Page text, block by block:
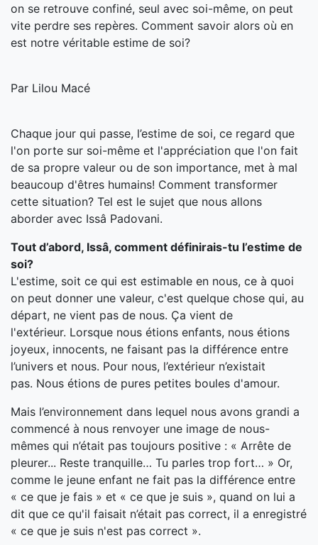
on se retrouve confiné, seul avec soi-même, on peut
vite perdre ses repères. Comment savoir alors où en
est notre véritable estime de soi?
Par Lilou Macé
Chaque jour qui passe, l’estime de soi, ce regard que
l'on porte sur soi-même et l'appréciation que l'on fait
de sa propre valeur ou de son importance, met à mal
beaucoup d'êtres humains! Comment transformer
cette situation? Tel est le sujet que nous allons
aborder avec Issâ Padovani.
Tout d’abord, Issâ, comment définirais-tu l’estime de
soi?
L'estime, soit ce qui est estimable en nous, ce à quoi
on peut donner une valeur, c'est quelque chose qui, au
départ, ne vient pas de nous. Ça vient de
l'extérieur. Lorsque nous étions enfants, nous étions
joyeux, innocents, ne faisant pas la différence entre
l’univers et nous. Pour nous, l’extérieur n’existait
pas. Nous étions de pures petites boules d'amour.
Mais l’environnement dans lequel nous avons grandi a
commencé à nous renvoyer une image de nous-
mêmes qui n’était pas toujours positive : « Arrête de
pleurer... Reste tranquille… Tu parles trop fort… » Or,
comme le jeune enfant ne fait pas la différence entre
« ce que je fais » et « ce que je suis », quand on lui a
dit que ce qu'il faisait n’était pas correct, il a enregistré
« ce que je suis n'est pas correct ».